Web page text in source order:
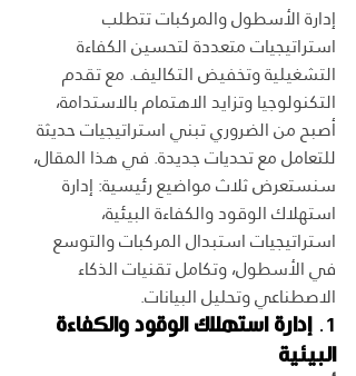
إدارة الأسطول والمركبات تتطلب
استراتيجيات متعددة لتحسين الكفاءة
التشغيلية وتخفيض التكاليف. مع تقدم
التكنولوجيا وتزايد الاهتمام بالاستدامة،
أصبح من الضروري تبني استراتيجيات حديثة
للتعامل مع تحديات جديدة. في هذا المقال،
سنستعرض ثلاث مواضيع رئيسية: إدارة
استهلاك الوقود والكفاءة البيئية،
استراتيجيات استبدال المركبات والتوسع
في الأسطول، وتكامل تقنيات الذكاء
الاصطناعي وتحليل البيانات.
1.
إدارة استهلاك الوقود والكفاءة
البيئية